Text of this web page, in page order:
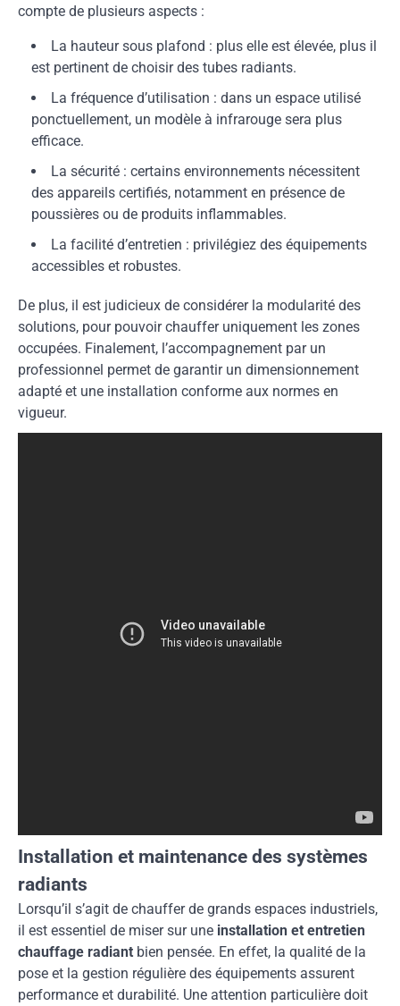
compte de plusieurs aspects :
La hauteur sous plafond : plus elle est élevée, plus il
est pertinent de choisir des tubes radiants.
La fréquence d’utilisation : dans un espace utilisé
ponctuellement, un modèle à infrarouge sera plus
efficace.
La sécurité : certains environnements nécessitent
des appareils certifiés, notamment en présence de
poussières ou de produits inflammables.
La facilité d’entretien : privilégiez des équipements
accessibles et robustes.
De plus, il est judicieux de considérer la modularité des
solutions, pour pouvoir chauffer uniquement les zones
occupées. Finalement, l’accompagnement par un
professionnel permet de garantir un dimensionnement
adapté et une installation conforme aux normes en
vigueur.
Installation et maintenance des systèmes
radiants
Lorsqu’il s’agit de chauffer de grands espaces industriels,
il est essentiel de miser sur une installation et entretien
chauffage radiant bien pensée. En effet, la qualité de la
pose et la gestion régulière des équipements assurent
performance et durabilité. Une attention particulière doit